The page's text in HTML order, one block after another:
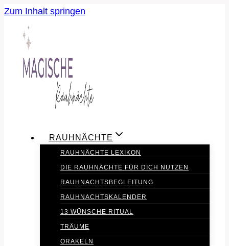
Zum Inhalt springen
RAUHNÄCHTE
RAUHNÄCHTE LEXIKON
DIE RAUHNÄCHTE FÜR DICH NUTZEN
RAUHNACHTSBEGLEITUNG
RAUHNACHTSKALENDER
13 WÜNSCHE RITUAL
TRÄUME
ORAKELN